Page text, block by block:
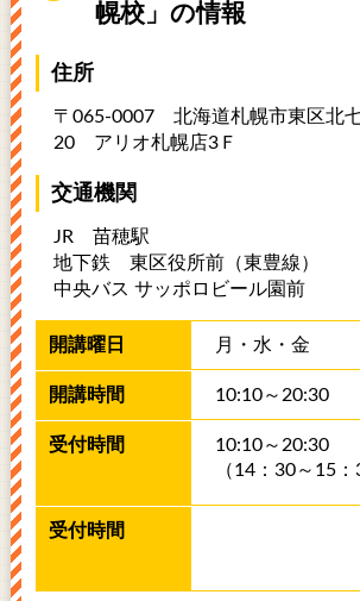
幌校」の情報
住所
〒065-0007 北海道札幌市東区北
20 アリオ札幌店3Ｆ
交通機関
JR 苗穂駅
地下鉄 東区役所前（東豊線）
中央バス サッポロビール園前
月・水・金
10:10～20:30
10:10～20:30
（14：30～15：